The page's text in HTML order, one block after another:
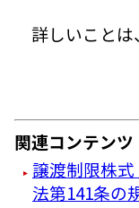
詳しいことは
関連コンテンツ
譲渡制限株
法第141条の